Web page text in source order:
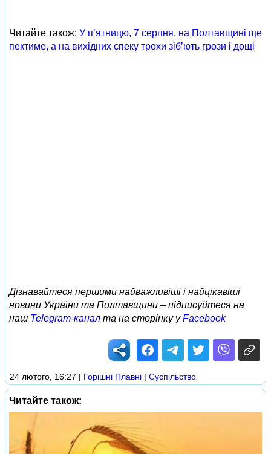
Читайте також: У п’ятницю, 7 серпня, на Полтавщині ще
пектиме, а на вихідних спеку трохи зіб’ють грози і дощі
Дізнавайтеся першими найважливіші і найцікавіші
новини України та Полтавщини – підписуйтеся на
наш Telegram-канал та на сторінку уFacebook
24 лютого, 16:27 | Горішні Плавні | Суспільство
Читайте також: